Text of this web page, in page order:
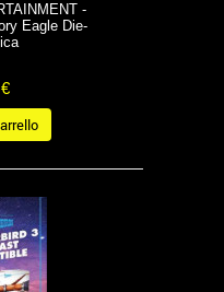
-
Eagle Die-